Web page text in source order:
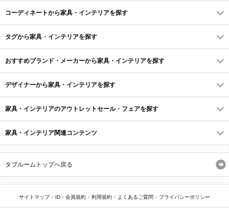
コーディネートから家具・インテリアを探す
タグから家具・インテリアを探す
おすすめブランド・メーカーから家具・インテリアを探す
デザイナーから家具・インテリアを探す
家具・インテリアのアウトレットセール・フェアを探す
家具・インテリア関連コンテンツ
タブルームトップへ戻る
サイトマップ ID・会員規約 利用規約 よくあるご質問 プライバシーポリシー